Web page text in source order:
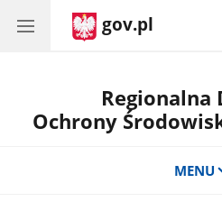
gov.pl
Regionalna
Ochrony
MENU